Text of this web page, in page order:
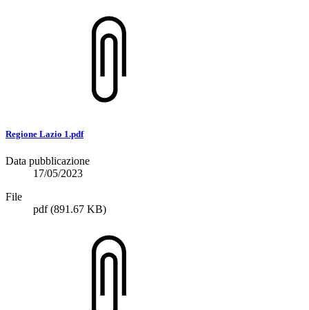
Regione Lazio 1.pdf
Data pubblicazione
17/05/2023
File
pdf(891.67 KB)